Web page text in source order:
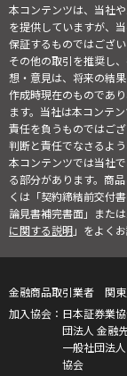
本コンテンツは、当社
を提供していますが、
保証するものではござ
その他の取引を推奨し
想・意見は、将来の結
作成時現在のものであ
ます。当社は本コンテ
責任を負うものではご
判断と責任でなさるよう
本コンテンツでは当社
る部分があります。商
くは「契約締結前交付
論見書補完書面」また
に関する説明」をよくお
金融商品取引業者 関
日本証券業
団法人 金融
一般社団法
協会